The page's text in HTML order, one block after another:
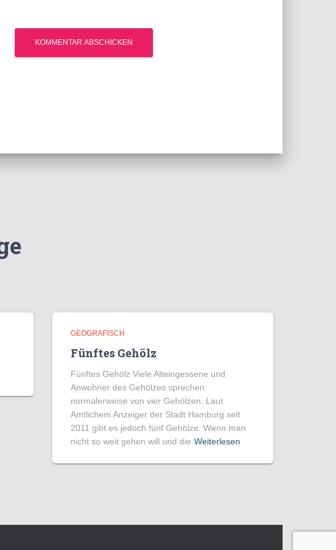
GEOGRAFISCH
Fünftes Gehölz
Fünftes Gehölz Viele Alteingessene und
Anwohner des Gehölzes sprechen
normalerweise von vier Gehölzen. Laut
Amtlichem Anzeiger der Stadt Hamburg seit
2011 gibt es jedoch fünf Gehölze. Wenn man
nicht so weit gehen will und die Weiterlesen